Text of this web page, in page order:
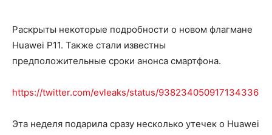
Раскрыты некоторые подробности о новом флагмане
Huawei P11. Также стали известны
предположительные сроки анонса смартфона.
https://twitter.com/evleaks/status/938234050917134336
Эта неделя подарила сразу несколько утечек о Huawei